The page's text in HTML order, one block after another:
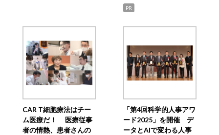
PR
CAR T細胞療法はチー
ム医療だ！ 医療従事
者の情熱、患者さんの
「第4回科学的人事アワ
ード2025」を開催 デ
ータとAIで変わる人事